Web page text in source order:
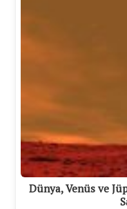
Dünya, Venüs ve